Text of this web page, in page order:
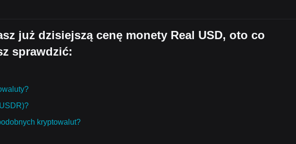
już dzisiejszą cenę monety Real USD, oto co
sprawdzić:
kryptowalut?